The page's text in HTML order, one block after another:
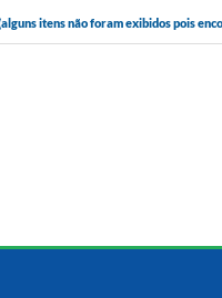
itens não foram exibidos pois